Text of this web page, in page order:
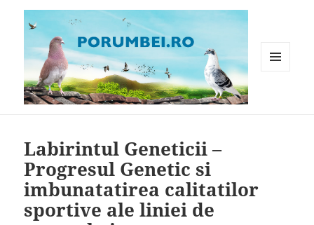
Labirintul Geneticii –
Progresul Genetic si
imbunatatirea calitatilor
sportive ale liniei de